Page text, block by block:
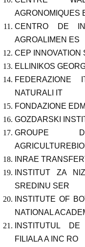
AGRONOMIQUES
CENTRO DE
AGROALIMEN ES
CEP INNOVATION
ELLINIKOS
FEDERAZIONE
NATURALI IT
FONDAZIONE
GOZDARSKI
GROUPE
INRAE
INSTITUT ZA
SREDINU SER
INSTITUTE OF
NATIONAL
INSTITUTUL
FILIALA A INC RO